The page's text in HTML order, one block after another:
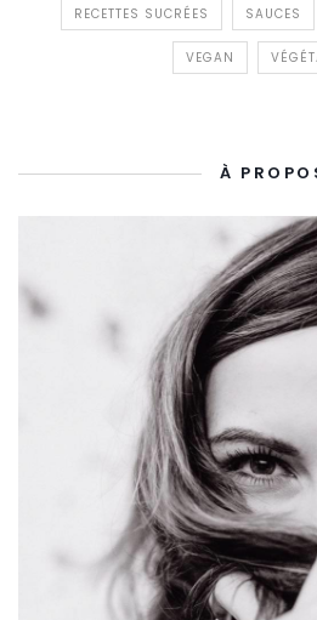
RECETTES SUCRÉES SAUCES
VEGAN
À